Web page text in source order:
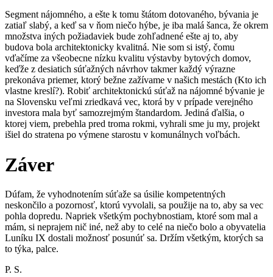
Segment nájomného, a ešte k tomu štátom dotovaného, bývania je
zatiaľ slabý, a keď sa v ňom niečo hýbe, je iba malá šanca, že okrem
množstva iných požiadaviek bude zohľadnené ešte aj to, aby
budova bola architektonicky kvalitná. Nie som si istý, čomu
vďačíme za všeobecne nízku kvalitu výstavby bytových domov,
keďže z desiatich súťažných návrhov takmer každý výrazne
prekonáva priemer, ktorý bežne zažívame v našich mestách (Kto ich
vlastne kreslí?). Robiť architektonickú súťaž na nájomné bývanie je
na Slovensku veľmi zriedkavá vec, ktorá by v prípade verejného
investora mala byť samozrejmým štandardom. Jediná ďalšia, o
ktorej viem, prebehla pred troma rokmi, vyhrali sme ju my, projekt
išiel do stratena po výmene starostu v komunálnych voľbách.
Záver
Dúfam, že vyhodnotením súťaže sa úsilie kompetentných
neskončilo a pozornosť, ktorú vyvolali, sa použije na to, aby sa vec
pohla dopredu. Napriek všetkým pochybnostiam, ktoré som mal a
mám, si neprajem nič iné, než aby to celé na niečo bolo a obyvatelia
Luníku IX dostali možnosť posunúť sa. Držím všetkým, ktorých sa
to týka, palce.
P. S.